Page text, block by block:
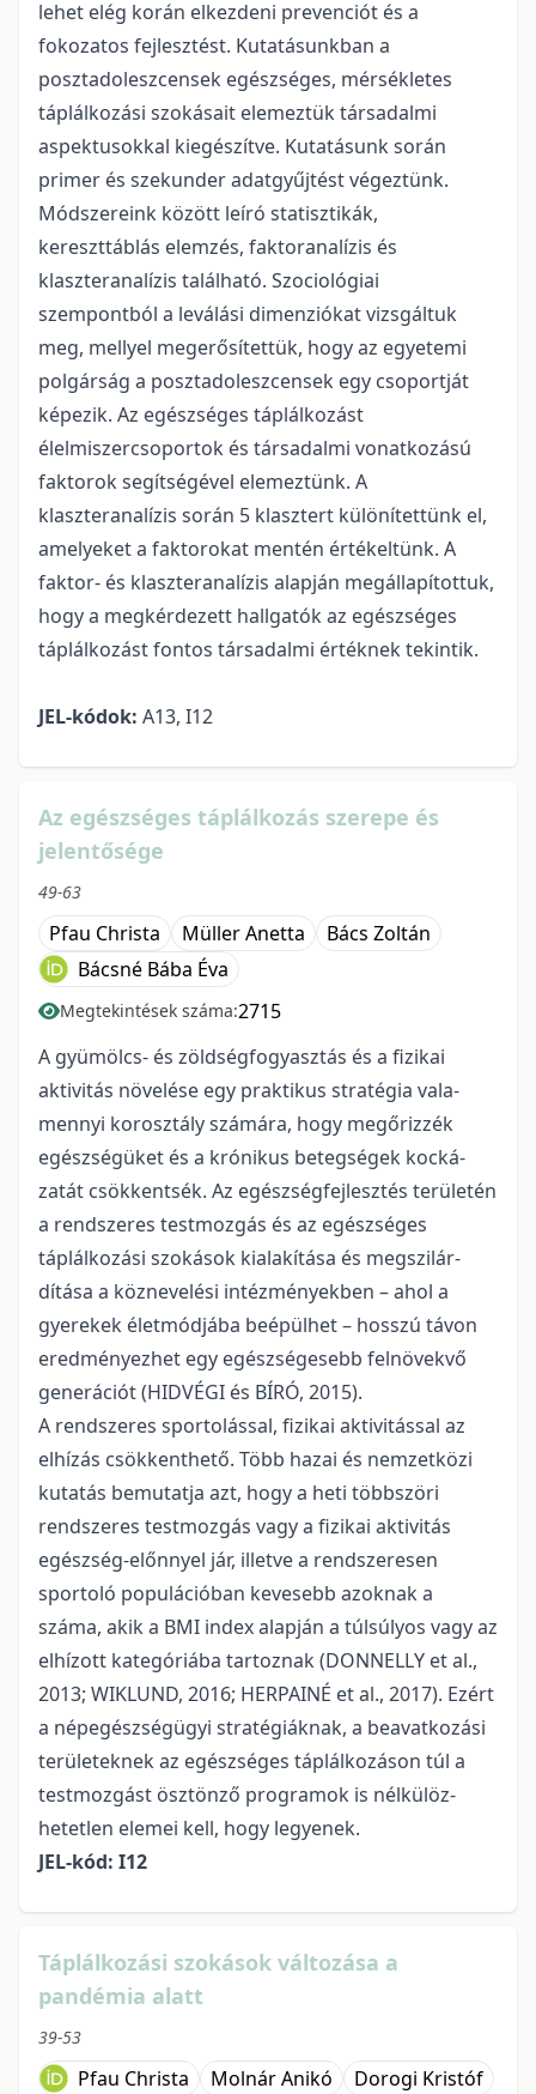
lehet elég korán elkezdeni prevenciót és a
fokozatos fejlesztést. Kutatásunkban a
posztadoleszcensek egészséges, mérsékletes
táplálkozási szokásait elemeztük társadalmi
aspektusokkal kiegészítve. Kutatásunk során
primer és szekunder adatgyűjtést végeztünk.
Módszereink között leíró statisztikák,
kereszttáblás elemzés, faktoranalízis és
klaszteranalízis található. Szociológiai
szempontból a leválási dimenziókat vizsgáltuk
meg, mellyel megerősítettük, hogy az egyetemi
polgárság a posztadoleszcensek egy csoportját
képezik. Az egészséges táplálkozást
élelmiszercsoportok és társadalmi vonatkozású
faktorok segítségével elemeztünk. A
klaszteranalízis során 5 klasztert különítettünk el,
amelyeket a faktorokat mentén értékeltünk. A
faktor- és klaszteranalízis alapján megállapítottuk,
hogy a megkérdezett hallgatók az egészséges
táplálkozást fontos társadalmi értéknek tekintik.
JEL-kódok: A13, I12
Az egészséges táplálkozás szerepe és
jelentősége
49-63
Pfau Christa Müller Anetta
Bács Zoltán
Bácsné Bába Éva
Megtekintések száma:2715
A gyümölcs- és zöldségfogyasztás és a fizikai
aktivitás növelése egy praktikus stratégia vala­
mennyi korosztály számára, hogy megőrizzék
egészségüket és a krónikus betegségek kocká­
zatát csökkentsék. Az egészségfejlesztés terü­letén
a rendszeres testmozgás és az egészséges
táplálkozási szokások kialakítása és megszilár­
dítása a köznevelési intézményekben – ahol a
gyerekek életmódjába beépülhet – hosszú tá­von
eredményezhet egy egészségesebb felnö­vekvő
generációt (HIDVÉGI és BÍRÓ, 2015).
A rendszeres sportolással, fizikai aktivi­tással az
elhízás csökkenthető. Több hazai és nemzetközi
kutatás bemutatja azt, hogy a heti többszöri
rendszeres testmozgás vagy a fizi­kai aktivitás
egészség-előnnyel jár, illetve a rendszeresen
sportoló populációban kevesebb azoknak a
száma, akik a BMI index alapján a túlsúlyos vagy az
elhízott kategóriába tartoz­nak (DONNELLY et al.,
2013; WIKLUND, 2016; HERPAINÉ et al., 2017). Ezért
a né­pegészségügyi stratégiáknak, a beavatkozási
területeknek az egészséges táplálkozáson túl a
testmozgást ösztönző programok is nélkülöz­
hetetlen elemei kell, hogy legyenek.
JEL-kód: I12
Táplálkozási szokások változása a
pandémia alatt
39-53
Pfau Christa Molnár Anikó Dorogi Kristóf